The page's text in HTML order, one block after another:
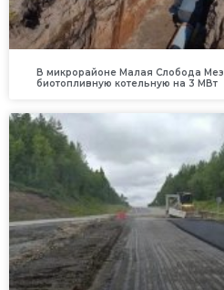
В микрорайоне Малая Слобода
биотопливную котельную на 3 МВт